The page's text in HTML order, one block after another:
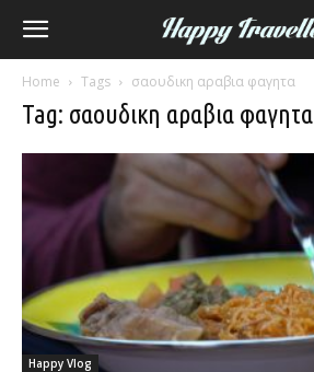
Home Tags σαουδικη αραβια φαγητα
Tag: σαουδικη αραβια φαγητα
Happy Vlog